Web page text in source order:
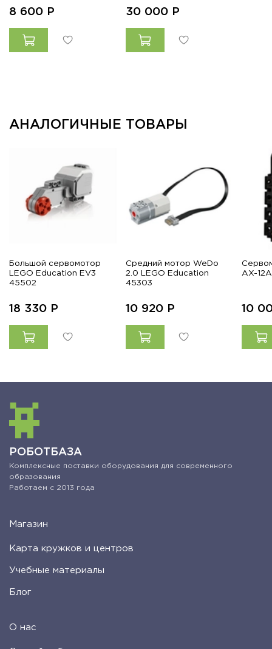
8 600 Р 30 000 Р
АНАЛОГИЧНЫЕ ТОВАРЫ
Большой сервомотор
LEGO Education EV3
45502
18 330 Р
Средний мотор WeDo
2.0 LEGO Education
45303
10 920 Р
AX-12A
10
РОБОТБАЗА
Комплексные поставки оборудования для современного
образования
Работаем с 2013 года
Магазин
Карта кружков и центров
Учебные материалы
Блог
О нас